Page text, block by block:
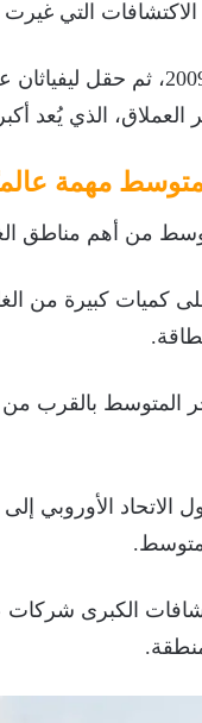
مهمة
من أهم مناطق
كميات كبيرة من
المتوسط بالقرب من
الاتحاد الأوروبي إلى